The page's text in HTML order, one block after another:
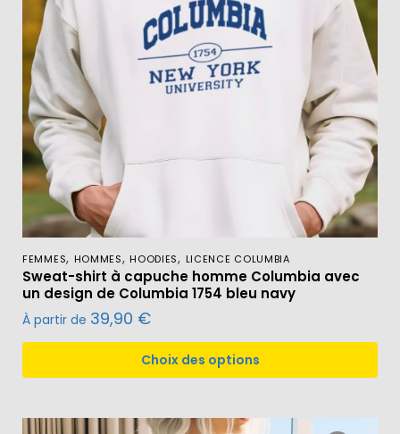
FEMMES, HOMMES, HOODIES, LICENCE COLUMBIA
Sweat-shirt à capuche homme Columbia avec
un design de Columbia 1754 bleu navy
À partir de 39,90 €
Choix des options